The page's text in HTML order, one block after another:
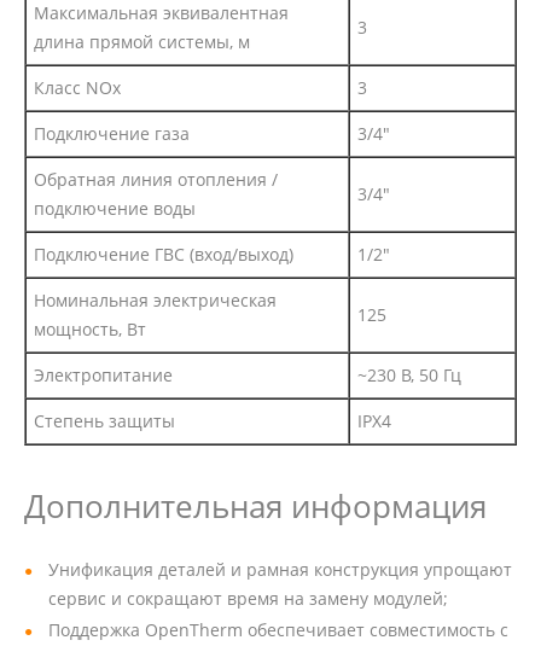
Максимальная эквивалентная
длина прямой системы, м
3
Класс NOx
3
Подключение газа
3/4"
Обратная линия отопления /
подключение воды
3/4"
Подключение ГВС (вход/выход)
1/2"
Номинальная электрическая
мощность, Вт
125
Электропитание
~230 В, 50 Гц
Степень защиты
IPX4
Дополнительная информация
Унификация деталей и рамная конструкция упрощают
сервис и сокращают время на замену модулей;
Поддержка OpenTherm обеспечивает совместимость с